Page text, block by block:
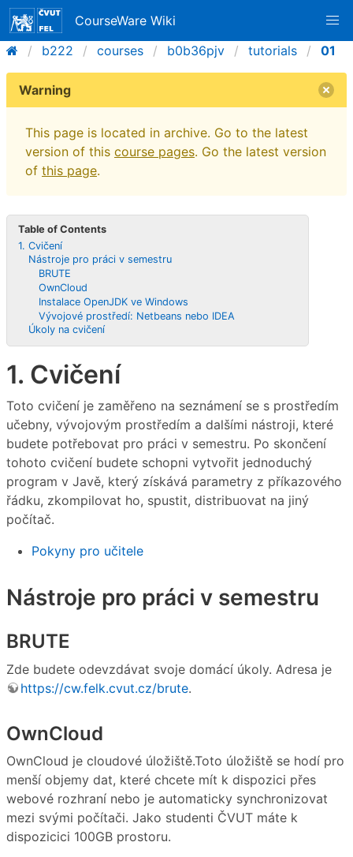
CourseWare Wiki
b222
courses b0b36pjv tutorials 01
Warning
This page is located in archive. Go to the latest
version of this course pages. Go the latest version
of this page.
Table of Contents
1. Cvičení
Nástroje pro práci v semestru
BRUTE
OwnCloud
Instalace OpenJDK ve Windows
Vývojové prostředí: Netbeans nebo IDEA
Úkoly na cvičení
1. Cvičení
Toto cvičení je zaměřeno na seznámení se s prostředím
učebny, vývojovým prostředím a dalšími nástroji, které
budete potřebovat pro práci v semestru. Po skončení
tohoto cvičení budete schopni vytvořit jednoduchý
program v Javě, který získává parametry z příkazového
řádku, zkompilovat ho, spustit, distribuovat na jiný
počítač.
Pokyny pro učitele
Nástroje pro práci v semestru
BRUTE
Zde budete odevzdávat svoje domácí úkoly. Adresa je
https://cw.felk.cvut.cz/brute.
OwnCloud
OwnCloud je cloudové úložiště.Toto úložiště se hodí pro
menší objemy dat, které chcete mít k dispozici přes
webové rozhraní nebo je automaticky synchronizovat
mezi svými počítači. Jako studenti ČVUT máte k
dispozicici 100GB prostoru.